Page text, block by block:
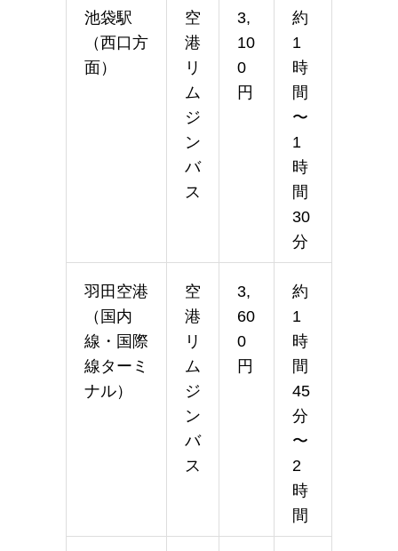
池袋駅
（西口方
面）
空
港
リ
ム
ジ
ン
バ
ス
3,
10
0
円
約
1
時
間
〜
1
時
間
30
分
羽田空港
（国内
線・国際
線ターミ
ナル）
空
港
リ
ム
ジ
ン
バ
ス
3,
60
0
円
約
1
時
間
45
分
〜
2
時
間